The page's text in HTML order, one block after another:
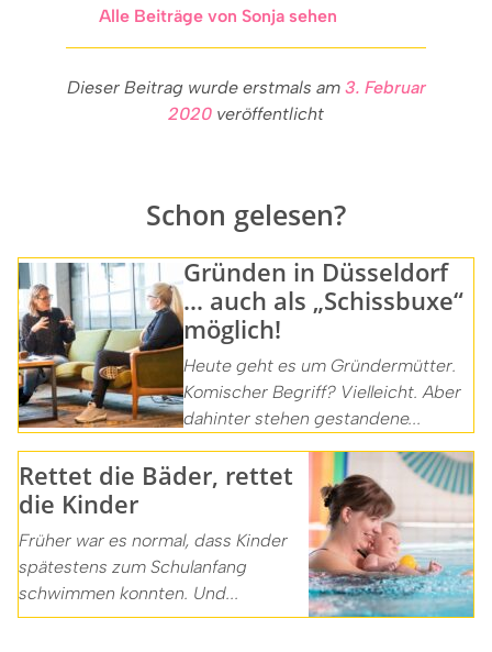
Alle Beiträge von Sonja sehen
Dieser Beitrag wurde erstmals am 3. Februar
2020 veröffentlicht
Schon gelesen?
Gründen in Düsseldorf
… auch als „Schissbuxe“
möglich!
Heute geht es um Gründermütter.
Komischer Begriff? Vielleicht. Aber
dahinter stehen gestandene...
Rettet die Bäder, rettet
die Kinder
Früher war es normal, dass Kinder
spätestens zum Schulanfang
schwimmen konnten. Und...